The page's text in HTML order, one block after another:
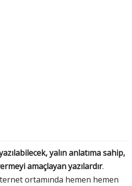
yalın anlatıma sahip,
amaçlayan yazılardır.
ortamında hemen hemen